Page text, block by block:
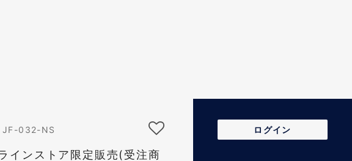
JF-032-NS
ラインストア限定販売(受注商
ログイン